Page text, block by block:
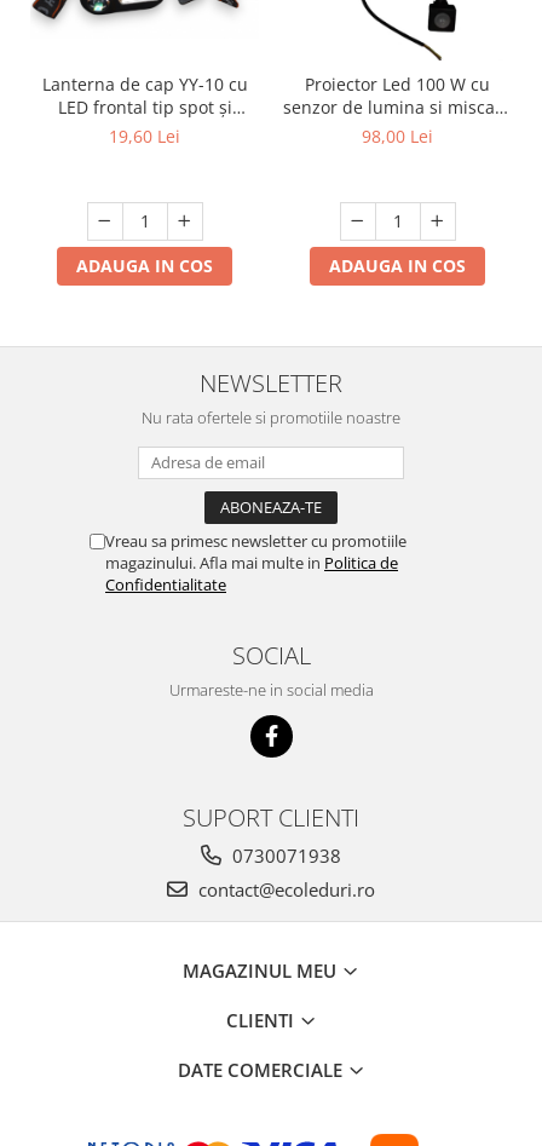
Lanterna de cap YY-10 cu
LED frontal tip spot și
panou COB
19,60 Lei
ADAUGA IN COS
Proiector Led 100 W cu
senzor de lumina si miscare
exterior IP66 slim 6500k
98,00 Lei
ADAUGA IN COS
NEWSLETTER
Nu rata ofertele si promotiile noastre
Vreau sa primesc newsletter cu promotiile
magazinului. Afla mai multe in Politica de
Confidentialitate
SOCIAL
Urmareste-ne in social media
SUPORT CLIENTI
0730071938
contact@ecoleduri.ro
MAGAZINUL MEU
CLIENTI
DATE COMERCIALE